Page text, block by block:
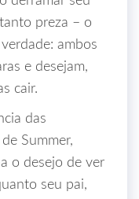
preza – o
ambos
e desejam,
cair.
das
Summer,
o desejo de ver
seu pai,